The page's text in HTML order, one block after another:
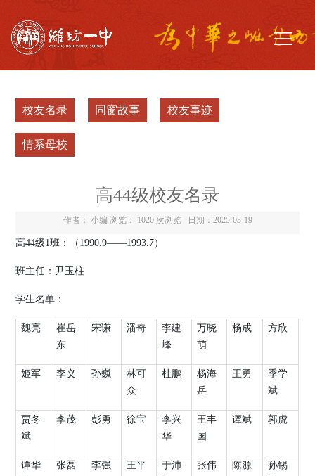
校友名录 同窗故事 校友事迹
情系母校
高44级校友名录
作者： 小编 浏览： 1020 次浏览日期：2025-03-19
高44级1班：（ 1990.9——1993.7）
班主任：尹玉柱
学生名单：
魏亮
崔岳
东
宋谦 潘奇
李建
峰
万晓
萌
杨成 方欣
姬军 李义 孙巍
林可
众
杜鹏
杨海
岳
王勇
季学
斌
贾冬
斌
李茂 彭勇 徐宝
李兴
华
王丰
国
谭斌 郭虎
谭华
张磊 李强 王平
于沛
张伟 陈源
孙锡